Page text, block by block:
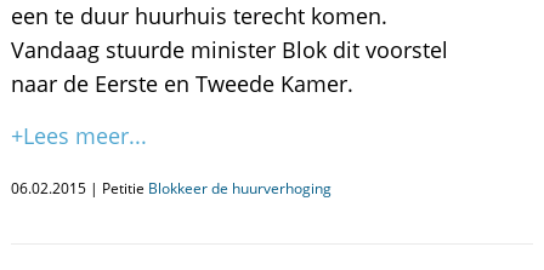
een te duur huurhuis terecht komen.
Vandaag stuurde minister Blok dit voorstel
naar de Eerste en Tweede Kamer.
+Lees meer...
06.02.2015 | Petitie Blokkeer de huurverhoging